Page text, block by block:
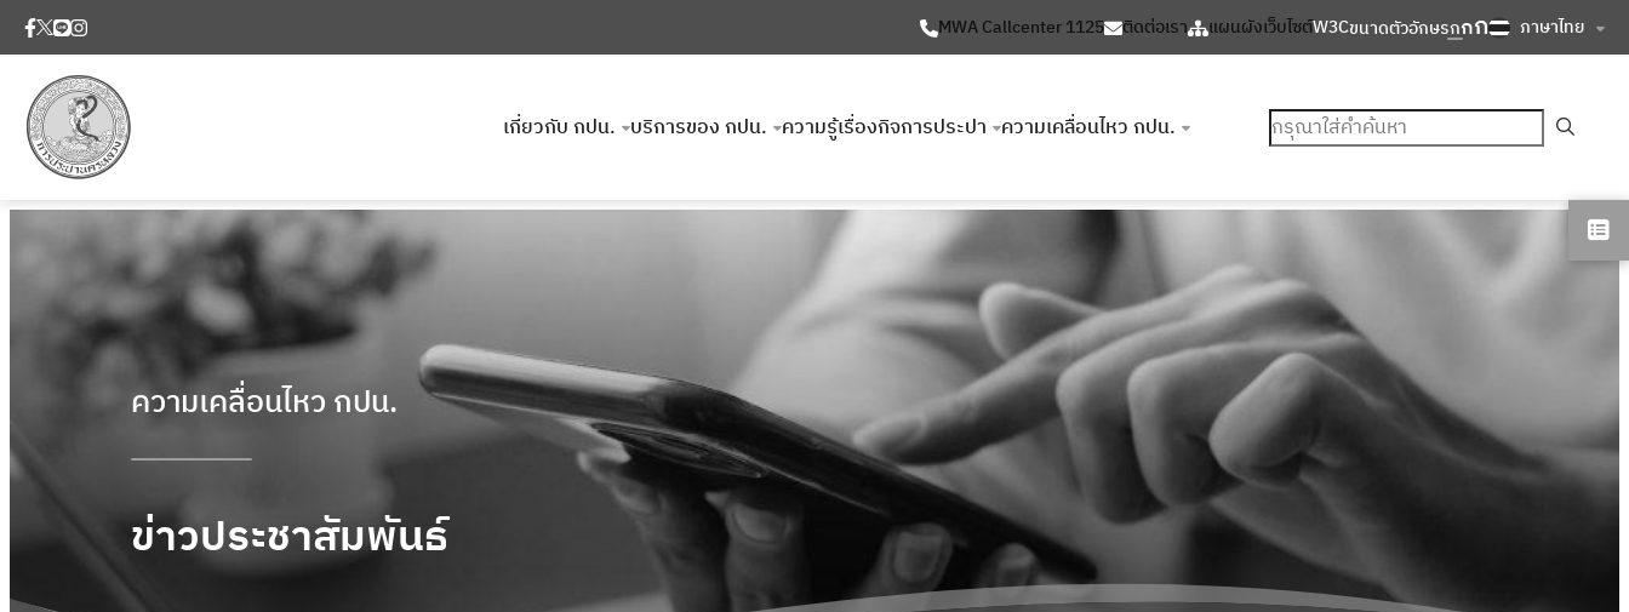
MWA Callcenter 1125 ติดต่อเรา แผนผังเว็บไซต์W3Cขนาดตัวอักษรกกก ภาษาไทย
เกี่ยวกับ กปน. บริการของ กปน. ความรู้เรื่องกิจการประปา ความเคลื่อนไหว กปน. ค้นหา
ความเคลื่อนไหว กปน.
ข่าวประชาสัมพันธ์